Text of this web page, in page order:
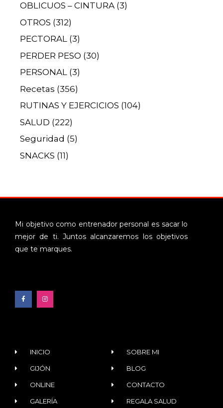
OBLICUOS – CINTURA (3)
OTROS (312)
PECTORAL (3)
PERDER PESO (30)
PERSONAL (3)
Recetas (356)
RUTINAS Y EJERCICIOS (104)
SALUD (222)
Seguridad (5)
SNACKS (11)
Mi objetivo como entrenador personal es sacar lo
mejor de ti. Juntos alcanzaremos los objetivos
que te marques.
INICIO
GIJÓN
ONLINE
GALERÍA
SOBRE MI
BLOG
CONTACTO
REGALA SALUD